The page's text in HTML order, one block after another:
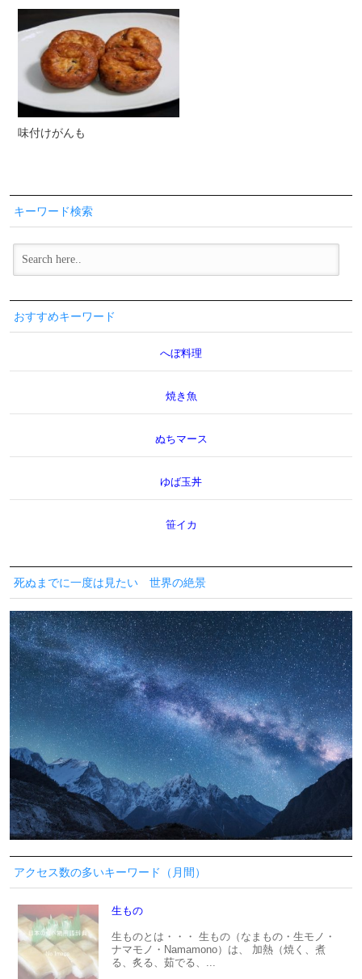
味付けがんも
キーワード検索
おすすめキーワード
へぼ料理
焼き魚
ぬちマース
ゆば玉丼
笹イカ
死ぬまでに一度は見たい 世界の絶景
アクセス数の多いキーワード（月間）
生もの
生ものとは・・・ 生もの（なまもの・生モノ・
ナマモノ・Namamono）は、 加熱（焼く、煮
る、炙る、茹でる、...